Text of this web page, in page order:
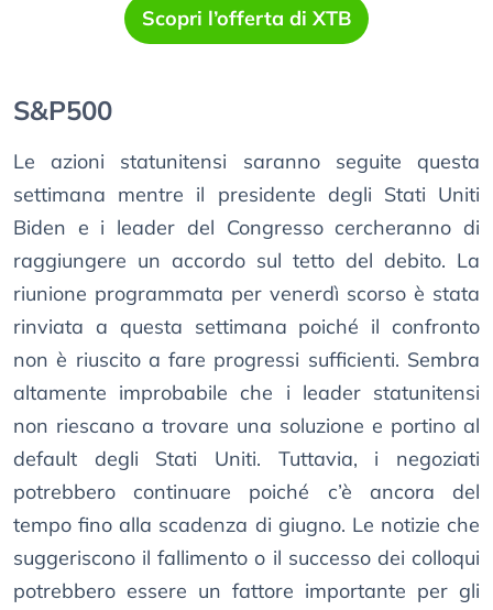
Scopri l’offerta di XTB
S&P500
Le azioni statunitensi saranno seguite questa
settimana mentre il presidente degli Stati Uniti
Biden e i leader del Congresso cercheranno di
raggiungere un accordo sul tetto del debito. La
riunione programmata per venerdì scorso è stata
rinviata a questa settimana poiché il confronto
non è riuscito a fare progressi sufficienti. Sembra
altamente improbabile che i leader statunitensi
non riescano a trovare una soluzione e portino al
default degli Stati Uniti. Tuttavia, i negoziati
potrebbero continuare poiché c’è ancora del
tempo fino alla scadenza di giugno. Le notizie che
suggeriscono il fallimento o il successo dei colloqui
potrebbero essere un fattore importante per gli